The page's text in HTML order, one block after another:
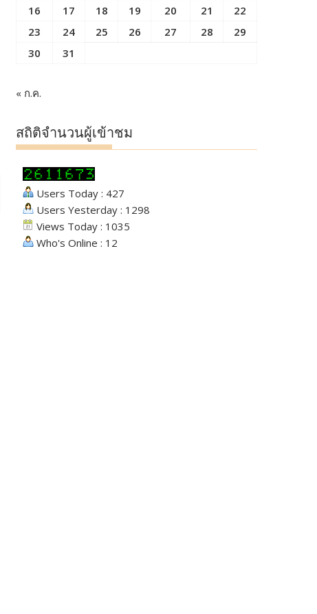
16
17 18 19 20 21
22
23
24 25 26 27 28
29
30
31
« ก.ค.
สถิติจำนวนผู้เข้าชม
Users Today : 427
Users Yesterday : 1298
Views Today : 1035
Who's Online : 12